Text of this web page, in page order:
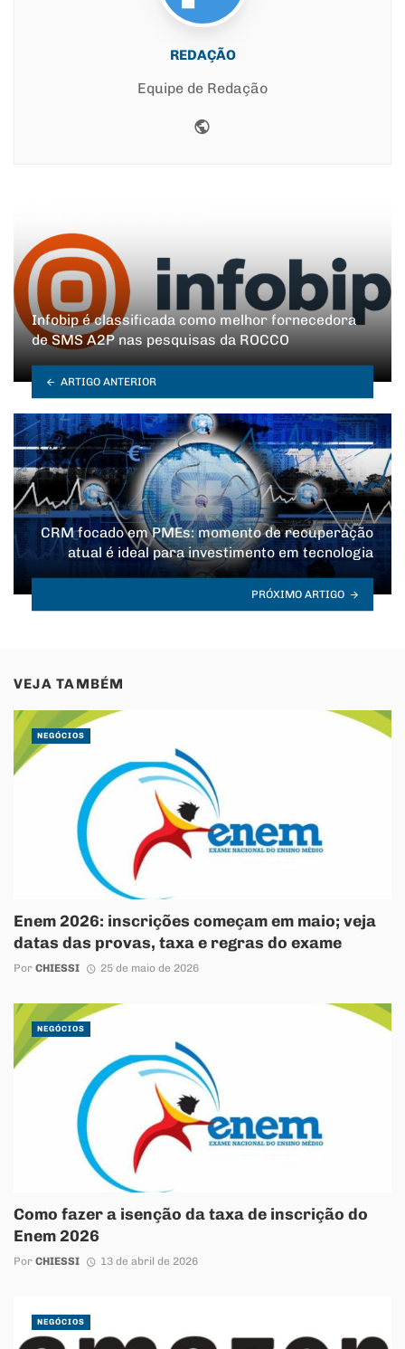
REDAÇÃO
Equipe de Redação
Infobip é classificada como melhor fornecedora
de SMS A2P nas pesquisas da ROCCO
ARTIGO ANTERIOR
CRM focado em PMEs: momento de recuperação
atual é ideal para investimento em tecnologia
PRÓXIMO ARTIGO
VEJA TAMBÉM
Enem 2026: inscrições começam em maio; veja
datas das provas, taxa e regras do exame
Por CHIESSI 25 de maio de 2026
NEGÓCIOS
Como fazer a isenção da taxa de inscrição do
Enem 2026
Por CHIESSI 13 de abril de 2026
NEGÓCIOS
NEGÓCIOS